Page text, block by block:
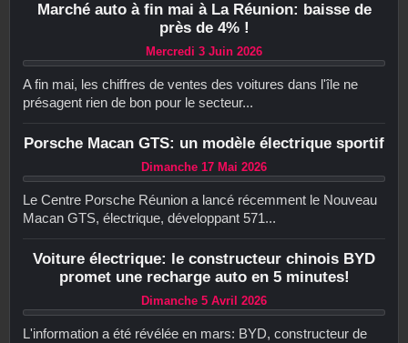
Marché auto à fin mai à La Réunion: baisse de
près de 4% !
Mercredi 3 Juin 2026
A fin mai, les chiffres de ventes des voitures dans l'île ne
présagent rien de bon pour le secteur...
Porsche Macan GTS: un modèle électrique sportif
Dimanche 17 Mai 2026
Le Centre Porsche Réunion a lancé récemment le Nouveau
Macan GTS, électrique, développant 571...
Voiture électrique: le constructeur chinois BYD
promet une recharge auto en 5 minutes!
Dimanche 5 Avril 2026
L'information a été révélée en mars: BYD, constructeur de